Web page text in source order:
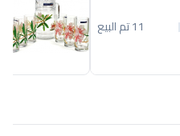
11 تم البيع